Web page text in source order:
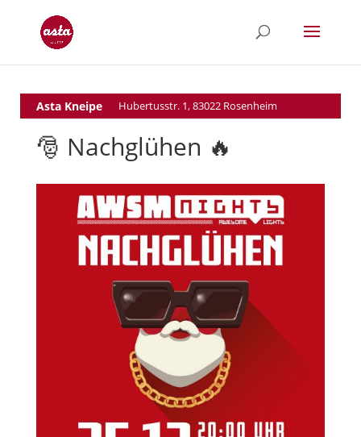
Asta Kneipe Hubertusstr. 1, 83022 Rosenheim
🎅 Nachglühen 🔥